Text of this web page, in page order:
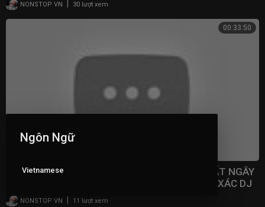
NONSTOP VN 30 lượt xem
00:33:50
NONSTOP VINAHOUSE 2021 - CĂNG PHÊ NGẤT NGÂY
2021 - NHẠC DJ NONSTOP 2021 - KÊNH MẤT XÁC DJ
NONSTOP VN 11 lượt xem
Ngôn Ngữ
Vietnamese